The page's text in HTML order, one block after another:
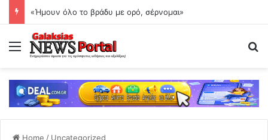
«Ήμουν όλο το βράδυ με ορό, σέρνομαι»
Menu
Home / Uncategorized